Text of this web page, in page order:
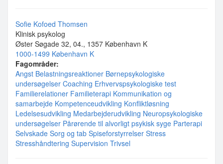
Sofie Kofoed Thomsen
Klinisk psykolog
Øster Søgade 32, 04., 1357 København K
1000-1499 København K
Fagområder:
Angst Belastningsreaktioner Børnepsykologiske
undersøgelser Coaching Erhvervspsykologiske test
Familierelationer Familieterapi Kommunikation og
samarbejde Kompetenceudvikling Konfliktløsning
Ledelsesudvikling Medarbejderudvikling Neuropsykologiske
undersøgelser Pårørende til alvorligt psykisk syge Parterapi
Selvskade Sorg og tab Spiseforstyrrelser Stress
Stresshåndtering Supervision Trivsel